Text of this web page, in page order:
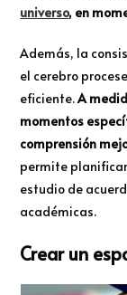
universo, en
Además, la
el cerebro
eficiente.A
momentos
comprensión
permite
estudio de
académicas.
Crear un